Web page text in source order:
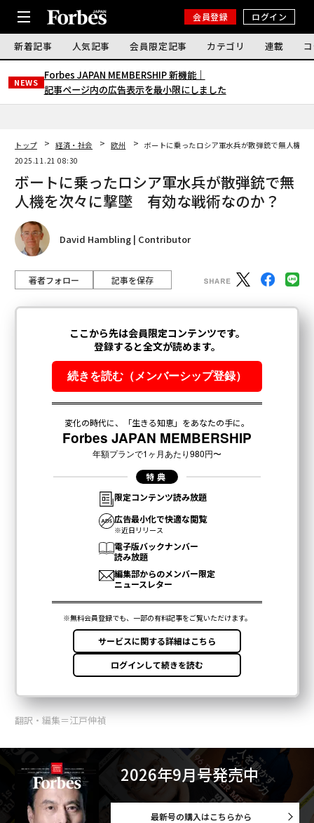
会員登録 ログイン
新着記事 人気記事 会員限定記事 カテゴリ 連載
NEWS
Forbes JAPAN MEMBERSHIP 新機能｜
記事ページ内の広告表示を最小限にしました
トップ 経済・社会 欧州
ボートに乗ったロシア軍水兵が散弾銃で無人機
2025.11.21 08:30
ボートに乗ったロシア軍水兵が散弾銃で無
人機を次々に撃墜 有効な戦術なのか？
David Hambling | Contributor
著者フォロー 記事を保存
翻訳・編集＝江戸伸禎
2026年9月号発売中
最新号の購入はこちらから